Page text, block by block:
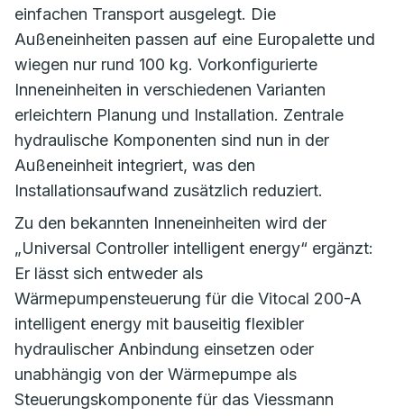
einfachen Transport ausgelegt. Die
Außeneinheiten passen auf eine Europalette und
wiegen nur rund 100 kg. Vorkonfigurierte
Inneneinheiten in verschiedenen Varianten
erleichtern Planung und Installation. Zentrale
hydraulische Komponenten sind nun in der
Außeneinheit integriert, was den
Installationsaufwand zusätzlich reduziert.
Zu den bekannten Inneneinheiten wird der
„Universal Controller intelligent energy“ ergänzt:
Er lässt sich entweder als
Wärmepumpensteuerung für die Vitocal 200-A
intelligent energy mit bauseitig flexibler
hydraulischer Anbindung einsetzen oder
unabhängig von der Wärmepumpe als
Steuerungskomponente für das Viessmann